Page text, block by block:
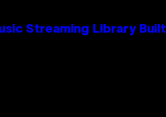
Streaming Library